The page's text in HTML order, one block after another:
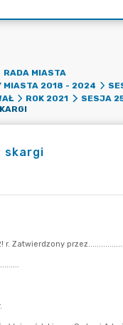
RADA MIASTA
MIASTA 2018 - 2024
ROK 2021
SESJA
skargi